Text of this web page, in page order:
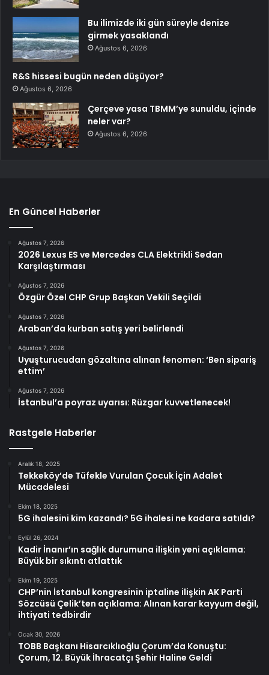
Bu ilimizde iki gün süreyle denize
girmek yasaklandı
Ağustos 6, 2026
R&S hissesi bugün neden düşüyor?
Ağustos 6, 2026
Çerçeve yasa TBMM’ye sunuldu, içinde
neler var?
Ağustos 6, 2026
En Güncel Haberler
Ağustos 7, 2026
2026 Lexus ES ve Mercedes CLA Elektrikli Sedan
Karşılaştırması
Ağustos 7, 2026
Özgür Özel CHP Grup Başkan Vekili Seçildi
Ağustos 7, 2026
Araban’da kurban satış yeri belirlendi
Ağustos 7, 2026
Uyuşturucudan gözaltına alınan fenomen: ‘Ben sipariş
ettim’
Ağustos 7, 2026
İstanbul’a poyraz uyarısı: Rüzgar kuvvetlenecek!
Rastgele Haberler
Aralık 18, 2025
Tekkeköy’de Tüfekle Vurulan Çocuk İçin Adalet
Mücadelesi
Ekim 18, 2025
5G ihalesini kim kazandı? 5G ihalesi ne kadara satıldı?
Eylül 26, 2024
Kadir İnanır’ın sağlık durumuna ilişkin yeni açıklama:
Büyük bir sıkıntı atlattık
Ekim 19, 2025
CHP’nin İstanbul kongresinin iptaline ilişkin AK Parti
Sözcüsü Çelik’ten açıklama: Alınan karar kayyum değil,
ihtiyati tedbirdir
Ocak 30, 2026
TOBB Başkanı Hisarcıklıoğlu Çorum’da Konuştu:
Çorum, 12. Büyük İhracatçı Şehir Haline Geldi